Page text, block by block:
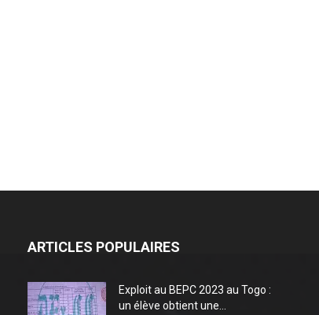
ARTICLES POPULAIRES
Exploit au BEPC 2023 au Togo :
un élève obtient une...